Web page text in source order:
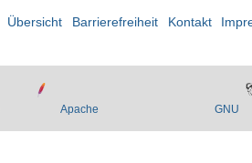
Übersicht Barrierefreiheit Kontakt
Apache GNU